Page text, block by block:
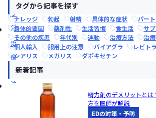
ッ
ジ
治
療
方
法
タグから記事を探す
ナレッジ 勃起 射精 具体的な症状 パー
身体的要因
薬剤性 生活習慣 食生活
サ
その他の疾患
年代別 運動 治療方法 治
個人輸入
服用上の注意 バイアグラ レビトラ
シアリス
メガリス ダポキセチン
新着記事
精力剤のデメリットと
方を医師が解説
EDの対策・予防